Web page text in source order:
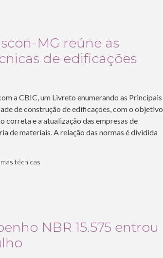
MG reúne as
de edificações
a CBIC, um Livreto enumerando as Principais
de construção de edificações, com o objetivo
correta e a atualização das empresas de
de materiais. A relação das normas é dividida
técnicas
NBR 15.575 entrou